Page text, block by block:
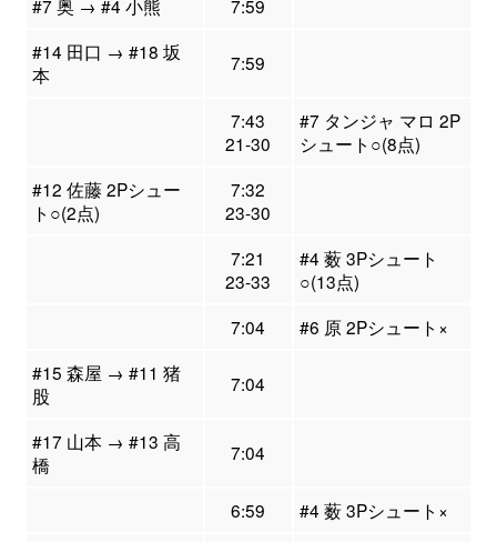
#7 奥 → #4 小熊
7:59
#14 田口 → #18 坂
本
7:59
7:43
21-30
#7 タンジャ マロ 2P
シュート○(8点)
#12 佐藤 2Pシュー
ト○(2点)
7:32
23-30
7:21
23-33
#4 薮 3Pシュート
○(13点)
7:04
#6 原 2Pシュート×
#15 森屋 → #11 猪
股
7:04
#17 山本 → #13 高
橋
7:04
6:59
#4 薮 3Pシュート×